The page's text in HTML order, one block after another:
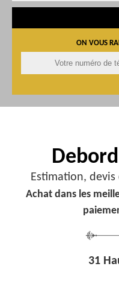
ON VOUS
Debord
Estimation,
Achat dans les
31